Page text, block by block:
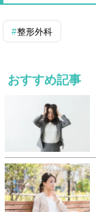
整形外科
おすすめ記事